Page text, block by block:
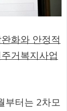
화와 안정적
거복지사업
부터는 2차모